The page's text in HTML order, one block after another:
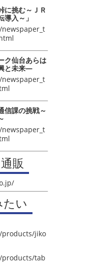
挑む～ＪＲ
入～」
ク仙台あらは
と未来―
課の挑戦～
販
い
jiko
tab